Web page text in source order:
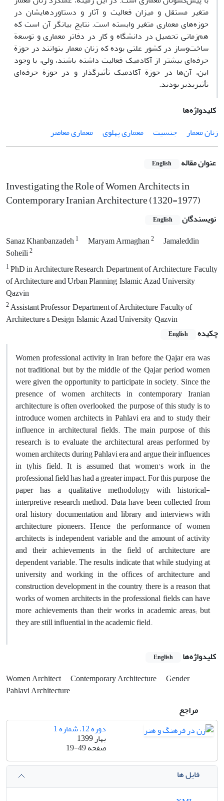
متغیر مستقل و میزان فعالیت و آثار و دستاوردهایشان در
حوزه‌های معماری متغیر وابسته است. نتایج بیانگر آن است که
هم‌زمانی تحصیل در دانشگاه و کار در دفاتر معماری و توسعة
ساخت‌وساز در کشور علتی بوده که زنان معمار بتوانند در حوزة
حرفه‌ای بیشتر از آکادمیک فعالیت داشته باشند، ولی، با وجود
این، آن‌ها در حوزة آکادمیک تأثیرگذار و در حوزة حرفه‌ای
تأثیرپذیر بودند.
کلیدواژه‌ها
زنان معمار
جنسیت معماری پهلوی معماری معاصر
عنوان مقاله English
Investigating the Role of Women Architects in
Contemporary Iranian Architecture (1320-1977)
نویسندگان English
Sanaz Khanbanzadeh1 Maryam Armaghan2
Jamaleddin
Soheili2
1PhD in Architecture Research, Department of Architecture, Faculty
of Architecture and Urban Planning, Islamic Azad University,
Qazvin
2Assistant Professor, Department of Architecture, Faculty of
Architecture & Design, Islamic Azad University, Qazvin
چکیده
English
Women professional activity in Iran before the Qajar era was
not traditional, but by the middle of the Qajar period women
were given the opportunity to participate in society. Since the
presence of women architects in contemporary Iranian
architecture is often overlooked, the purpose of this study is to
introduce women architects in Pahlavi era and to study their
influence in architectural fields. The main purpose of this
research is to evaluate the architectural areas performed by
women architects during Pahlavi era and argue their influences
in tyhis field. It is assumed that women's work in the
professional field has had a greater impact. For this purpose, the
paper has a qualitative methodology with historical-
interpretive research method. Data have been collected from
oral history, documentation and library, and interviews with
architecture pioneers. Hence, the performance of women
architects is independent variable and the amount of activity
and their achievements in the field of architecture are
dependent variable. The results indicate that while studying at
university and working in the offices of architecture and
construction development in the country, there is a reason that
works of women architects in the professional fields can have
more achievements than their works in academic areas; but
they are still influential in the academic field.
کلیدواژه‌ها English
Women Architect Contemporary Architecture
Gender
Pahlavi Architecture
مراجع
دوره 12، شماره 1
بهار 1399
صفحه19-49
فایل ها